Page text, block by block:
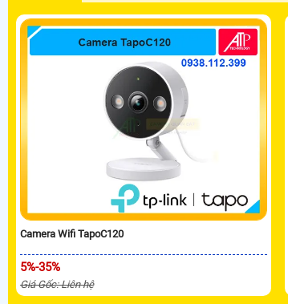
Camera Wifi TapoC120
5%-35%
Giá Gốc: Liên hệ